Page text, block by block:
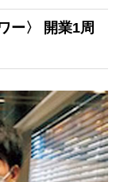
ー〉
開業1周